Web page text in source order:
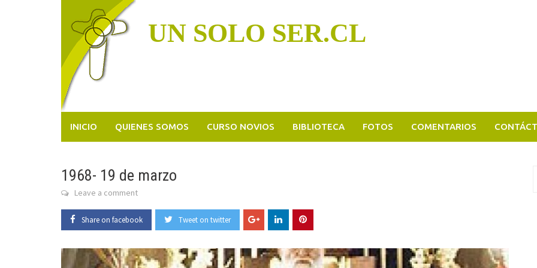
UN SOLO SER.CL
INICIO QUIENES SOMOS CURSO NOVIOS BIBLIOTECA FOTOS COMENTARIOS
1968- 19 de marzo
Leave a comment
Share on facebook Tweet on twitter